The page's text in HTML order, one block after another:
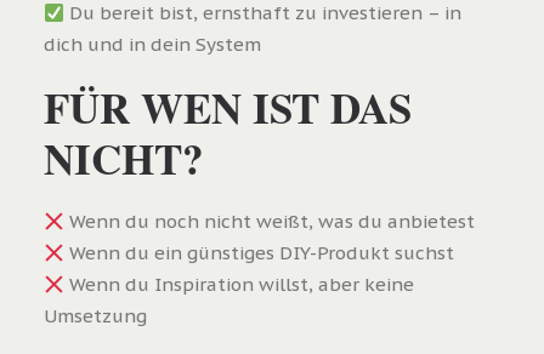
Du bereit bist, ernsthaft zu investieren – in
dich und in dein System
FÜR WEN IST DAS
NICHT?
Wenn du noch nicht weißt, was du anbietest
Wenn du ein günstiges DIY-Produkt suchst
Wenn du Inspiration willst, aber keine
Umsetzung